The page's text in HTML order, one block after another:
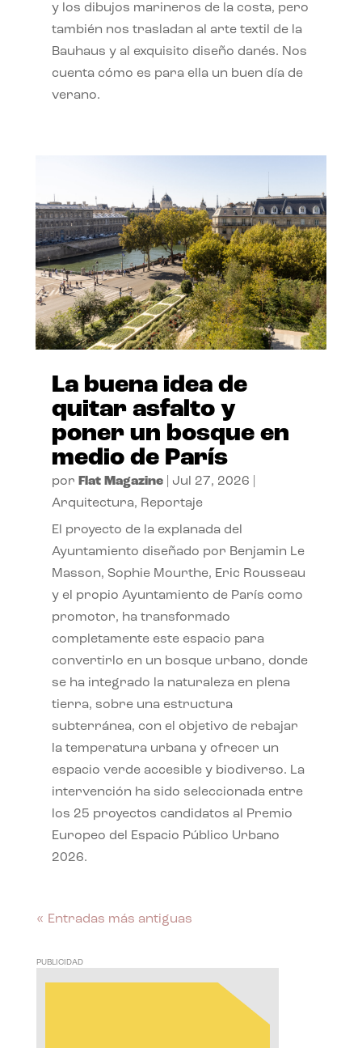
y los dibujos marineros de la costa, pero
también nos trasladan al arte textil de la
Bauhaus y al exquisito diseño danés. Nos
cuenta cómo es para ella un buen día de
verano.
La buena idea de
quitar asfalto y
poner un bosque en
medio de París
por Flat Magazine| Jul 27, 2026
Arquitectura, Reportaje
El proyecto de la explanada del
Ayuntamiento diseñado por Benjamin Le
Masson, Sophie Mourthe, Eric Rousseau
y el propio Ayuntamiento de París como
promotor, ha transformado
completamente este espacio para
convertirlo en un bosque urbano, donde
se ha integrado la naturaleza en plena
tierra, sobre una estructura
subterránea, con el objetivo de rebajar
la temperatura urbana y ofrecer un
espacio verde accesible y biodiverso. La
intervención ha sido seleccionada entre
los 25 proyectos candidatos al Premio
Europeo del Espacio Público Urbano
2026.
« Entradas más antiguas
PUBLICIDAD